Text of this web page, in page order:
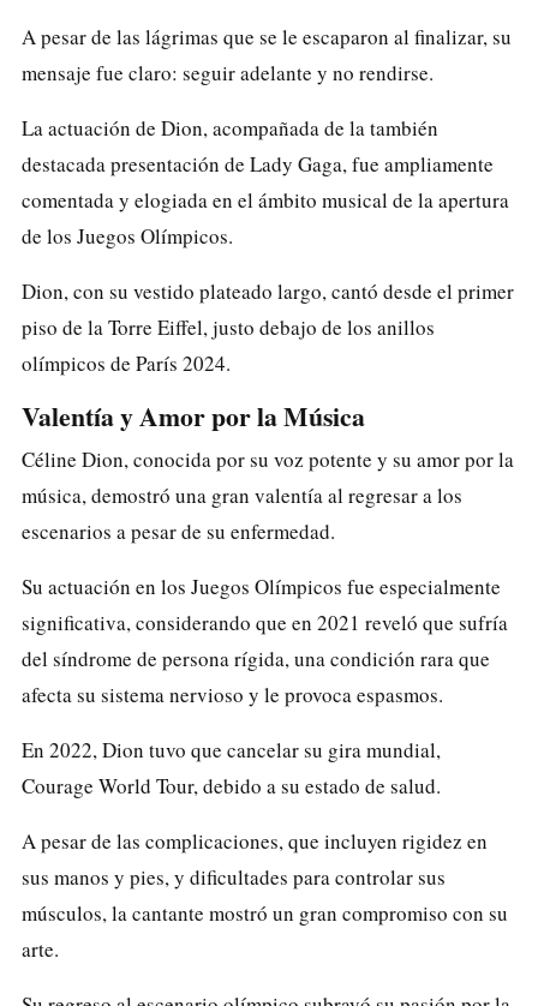
A pesar de las lágrimas que se le escaparon al finalizar, su
mensaje fue claro: seguir adelante y no rendirse.
La actuación de Dion, acompañada de la también
destacada presentación de Lady Gaga, fue ampliamente
comentada y elogiada en el ámbito musical de la apertura
de los Juegos Olímpicos.
Dion, con su vestido plateado largo, cantó desde el primer
piso de la Torre Eiffel, justo debajo de los anillos
olímpicos de París 2024.
Valentía y Amor por la Música
Céline Dion, conocida por su voz potente y su amor por la
música, demostró una gran valentía al regresar a los
escenarios a pesar de su enfermedad.
Su actuación en los Juegos Olímpicos fue especialmente
significativa, considerando que en 2021 reveló que sufría
del síndrome de persona rígida, una condición rara que
afecta su sistema nervioso y le provoca espasmos.
En 2022, Dion tuvo que cancelar su gira mundial,
Courage World Tour, debido a su estado de salud.
A pesar de las complicaciones, que incluyen rigidez en
sus manos y pies, y dificultades para controlar sus
músculos, la cantante mostró un gran compromiso con su
arte.